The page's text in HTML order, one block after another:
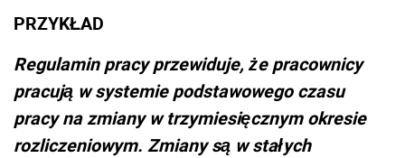
PRZYKŁAD
Regulamin pracy przewiduje, że pracownicy
pracują w systemie podstawowego czasu
pracy na zmiany w trzymiesięcznym okresie
rozliczeniowym. Zmiany są w stałych